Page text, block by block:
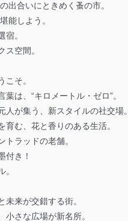
出合いにときめく蚤の市。
能しよう。
。
空間。
そ。
、“キロメートル・ゼロ”。
が集う、新スタイルの社交場。
む、花と香りのある生活。
ラッドの老舗。
付き！
来が交錯する街。
さな広場が新名所。